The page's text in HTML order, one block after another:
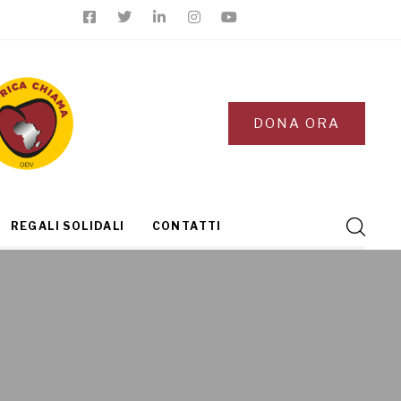
DONA ORA
REGALI SOLIDALI CONTATTI